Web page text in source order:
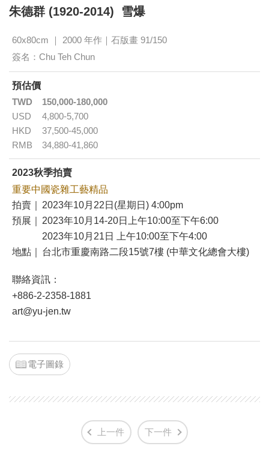
朱德群 (1920-2014) 雪爆
60x80cm ｜ 2000 年作｜石版畫 91/150
簽名：Chu Teh Chun
預估價
TWD
150,000-180,000
USD
4,800-5,700
HKD
37,500-45,000
RMB
34,880-41,860
2023秋季拍賣
重要中國瓷雜工藝精品
拍賣｜
2023年10月22日(星期日) 4:00pm
預展｜
2023年10月14-20日上午10:00至下午6:00
2023年10月21日 上午10:00至下午4:00
地點｜
台北市重慶南路二段15號7樓 (中華文化總會大樓)
聯絡資訊：
+886-2-2358-1881
art@yu-jen.tw
電子圖錄
上一件 下一件